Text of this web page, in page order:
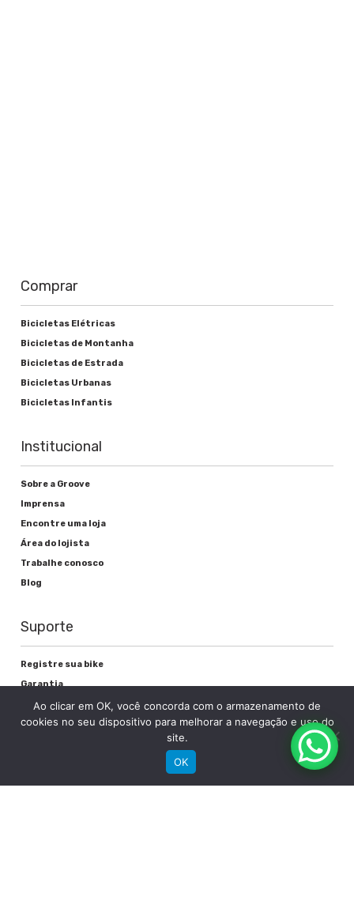
Comprar
Bicicletas Elétricas
Bicicletas de Montanha
Bicicletas de Estrada
Bicicletas Urbanas
Bicicletas Infantis
Institucional
Sobre a Groove
Imprensa
Encontre uma loja
Área do lojista
Trabalhe conosco
Blog
Suporte
Registre sua bike
Garantia
Downloads
Privacidade
Ao clicar em OK, você concorda com o armazenamento de
cookies no seu dispositivo para melhorar a navegação e uso do
site.
OK